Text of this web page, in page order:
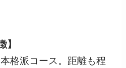
】
格派コース。距離も程